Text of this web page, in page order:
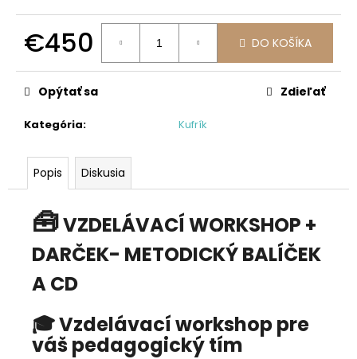
€450 DO KOŠÍKA
Kategória: Kufrík
Opýtať sa Zdieľať
Popis Diskusia
🧰VZDELÁVACÍWORKSHOP +
DARČEK- METODICKÝ BALÍČEK
A CD
🎓Vzdelávací workshop pre
váš pedagogický tím